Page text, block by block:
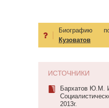
Биографию
Кузоватов
ИСТОЧНИКИ
Бархатов Ю.М.
2013г.